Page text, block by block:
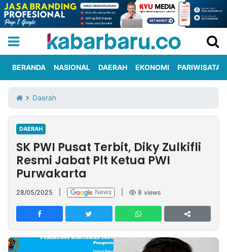
Iklan
Berita
Kami
Nasional
International
Olahraga
Entertainment
Daerah
Pariwisata
Kuliner
Kolom
Network
PT
TREETAN
INDONESIA
BERANDA NASIONAL DAERAH EKONOMI PARIWISATA
Daerah
DAERAH
SK PWI Pusat Terbit, Diky Zulkifli
Resmi Jabat Plt Ketua PWI
Purwakarta
28/05/2025 8 views